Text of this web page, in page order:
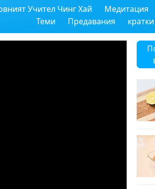
Учител Чинг Хай Медитация
Теми
Предавания